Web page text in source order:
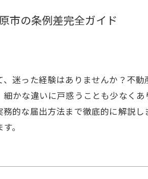
市の条例差完全ガイド
迷った経験はありませんか？不
かな違いに戸惑うことも少なく
的な届出方法まで徹底的に解説
。